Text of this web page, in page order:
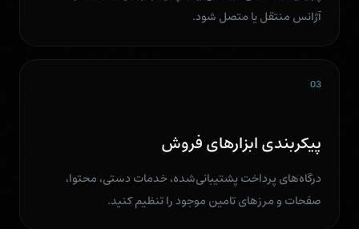
آژانس منتقل یا متصل شود.
03
پیکربندی ابزارهای فروش
درگاه‌های پرداخت پشتیبانی‌شده، خدمات دستی، محتوا،
صفحات و مرزهای تامین موجود را تنظیم کنید.